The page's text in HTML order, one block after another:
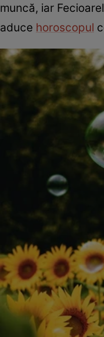
muncă, iar
aduce horoscopul